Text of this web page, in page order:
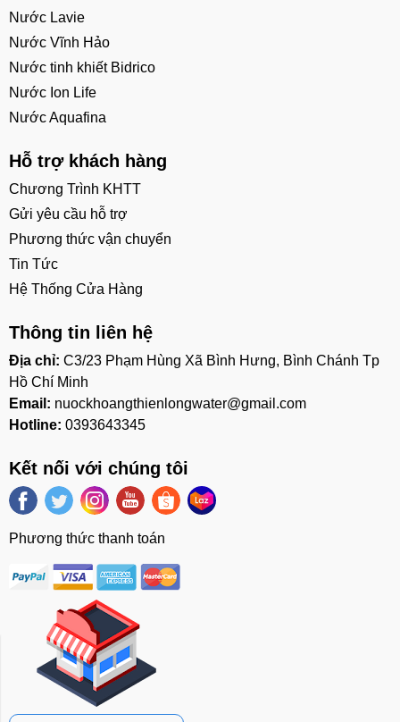
Nước Lavie
Nước Vĩnh Hảo
Nước tinh khiết Bidrico
Nước Ion Life
Nước Aquafina
Hỗ trợ khách hàng
Chương Trình KHTT
Gửi yêu cầu hỗ trợ
Phương thức vận chuyển
Tin Tức
Hệ Thống Cửa Hàng
Thông tin liên hệ
Địa chỉ: C3/23 Phạm Hùng Xã Bình Hưng, Bình Chánh Tp
Hồ Chí Minh
Email: nuockhoangthienlongwater@gmail.com
Hotline: 0393643345
Kết nối với chúng tôi
Phương thức thanh toán